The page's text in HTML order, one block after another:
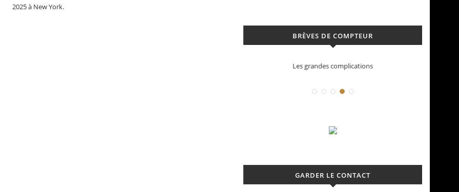
2025 à New York.
BRÈVES DE COMPTEUR
Les grandes complications
GARDER LE CONTACT